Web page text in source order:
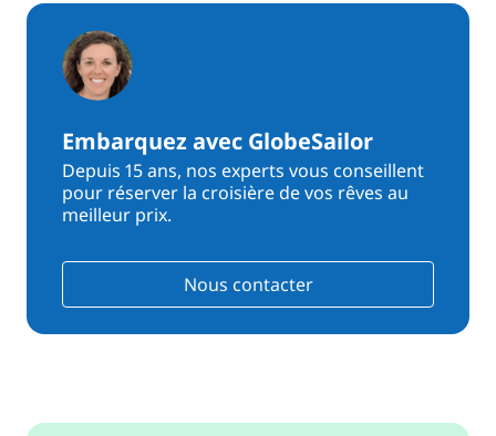
Embarquez avec GlobeSailor
Depuis 15 ans, nos experts vous conseillent
pour réserver la croisière de vos rêves au
meilleur prix.
Nous contacter